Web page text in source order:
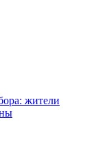
жители